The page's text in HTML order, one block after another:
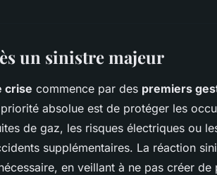
un sinistre majeur
crise commence par des premiers
absolue est de protéger les
de gaz, les risques électriques ou
supplémentaires. La réaction
en veillant à ne pas créer de